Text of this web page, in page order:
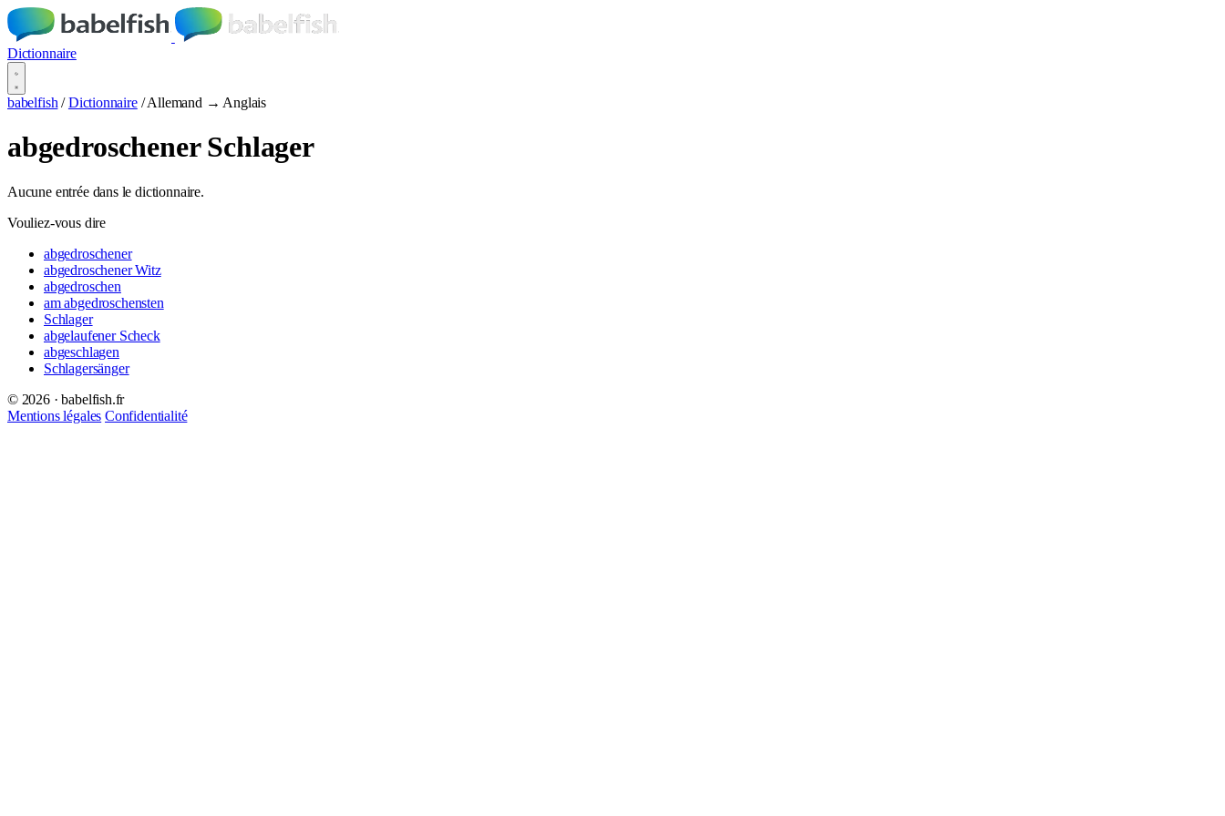
Dictionnaire
babelfish / Dictionnaire / Allemand → Anglais
abgedroschener Schlager
Aucune entrée dans le dictionnaire.
Vouliez-vous dire
abgedroschener
abgedroschener Witz
abgedroschen
am abgedroschensten
Schlager
abgelaufener Scheck
abgeschlagen
Schlagersänger
© 2026 · babelfish.fr
Mentions légales Confidentialité